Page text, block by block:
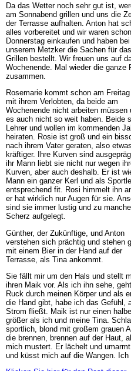
Da das Wetter noch sehr gut ist,
am Sonnabend grillen und uns die
der Terrasse aufhalten. Anton hat
alles vorbereitet und wir waren schon
Donnerstag einkaufen und haben bei
unserem Metzker die Sachen für das
Grillen bestellt. Wir freuen uns auf
Wochenende. Mal wieder die ganze
zusammen.
Rosemarie kommt schon am Freitag
mit ihrem Verlobten, da beide am
Wochenende nicht arbeiten müssen
es auch nicht so weit haben. Beide
Lehrer und wollen im kommenden
heiraten. Rosie ist groß und ein
nach ihrem Vater geraten, also etwas
kräftiger. Ihre Kurven sind
ihr Mann liebt sie nicht nur wegen
Kurven, aber auch deshalb. Er ist
Mann ein ganzer Kerl und als
entsprechend fit. Rosi himmelt ihn
er hat wirklich nur Augen für sie.
sind sie immer lustig und zu
Scherz aufgelegt.
Günther, der Zukünftige, und Anton
verstehen sich prächtig und stehen
mit einem Bier in der Hand auf der
Terrasse, als Tina ankommt.
Sie fällt mir um den Hals und stellt
ihren Maik vor. Als ich ihn sehe,
Ruck durch meinen Körper und als
die Hand gibt, habe ich das Gefühl,
Strom fließt. Maik ist nur einen
größer als ich und meine Tina.
sportlich, blond mit großem grauen
die brennen, brennen auf der Haut,
mich mustert. Er lächelt und
und küsst mich auf die Wangen. Ich